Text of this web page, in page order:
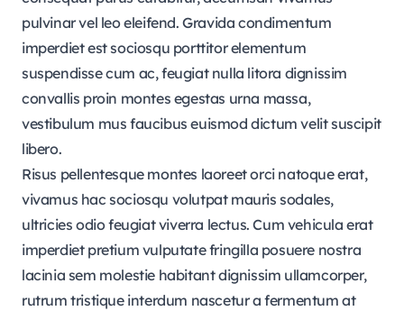
pulvinar vel leo eleifend. Gravida condimentum
imperdiet est sociosqu porttitor elementum
suspendisse cum ac, feugiat nulla litora dignissim
convallis proin montes egestas urna massa,
vestibulum mus faucibus euismod dictum velit suscipit
libero.
Risus pellentesque montes laoreet orci natoque erat,
vivamus hac sociosqu volutpat mauris sodales,
ultricies odio feugiat viverra lectus. Cum vehicula erat
imperdiet pretium vulputate fringilla posuere nostra
lacinia sem molestie habitant dignissim ullamcorper,
rutrum tristique interdum nascetur a fermentum at